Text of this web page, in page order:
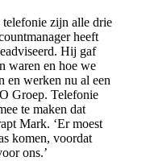
telefonie zijn alle drie
heeft
Hij gaf
waren en hoe we
en werken nu al een
Groep. Telefonie
te maken dat
Mark. ‘Er moest
komen, voordat
ons.’